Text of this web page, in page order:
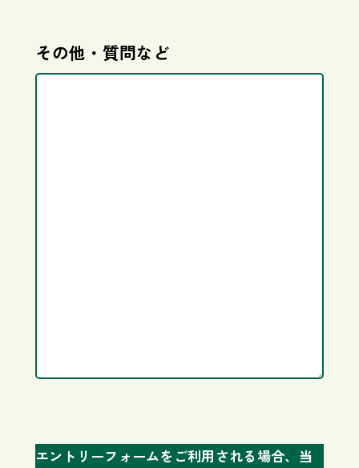
その他・質問など
エントリーフォームをご利用される場合、当